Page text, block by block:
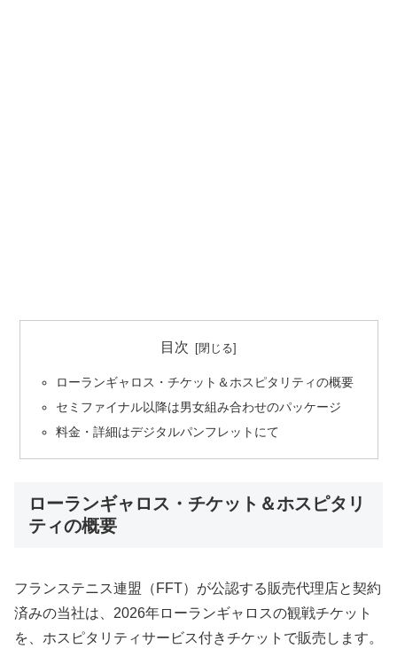
目次
ローランギャロス・チケット＆ホスピタリティの概要
セミファイナル以降は男女組み合わせのパッケージ
料金・詳細はデジタルパンフレットにて
ローランギャロス・チケット＆ホスピタリ
ティの概要
フランステニス連盟（FFT）が公認する販売代理店と契約
済みの当社は、2026年ローランギャロスの観戦チケット
を、ホスピタリティサービス付きチケットで販売します。